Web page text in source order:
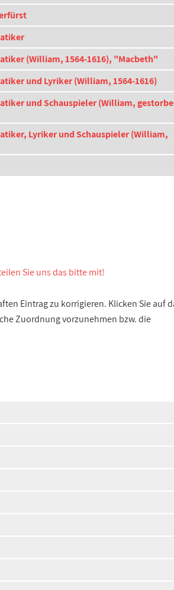
(William, 1564-1616), "Macbeth"
und Lyriker (William, 1564-1616)
und Schauspieler (William,
Lyriker und Schauspieler (William,
Sie uns das bitte mit!
Eintrag zu korrigieren. Klicken Sie auf
Zuordnung vorzunehmen bzw. die